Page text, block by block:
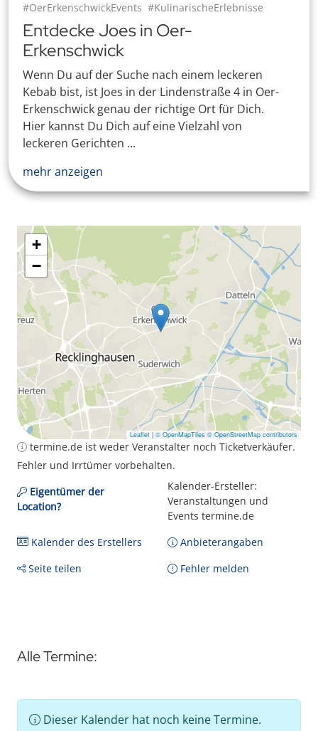
#OerErkenschwickEvents #KulinarischeErlebnisse
Entdecke Joes in Oer-
Erkenschwick
Wenn Du auf der Suche nach einem leckeren
Kebab bist, ist Joes in der Lindenstraße 4 in Oer-
Erkenschwick genau der richtige Ort für Dich.
Hier kannst Du Dich auf eine Vielzahl von
leckeren Gerichten ...
mehr anzeigen
+
−
Leaflet | © OpenMapTiles © OpenStreetMap contributors
termine.de ist weder Veranstalter noch Ticketverkäufer.
Fehler und Irrtümer vorbehalten.
Eigentümer der
Location?
Kalender-Ersteller:
Veranstaltungen und
Events termine.de
Kalender des Erstellers
Anbieterangaben
Seite teilen
Fehler melden
Alle Termine:
Dieser Kalender hat noch keine Termine.